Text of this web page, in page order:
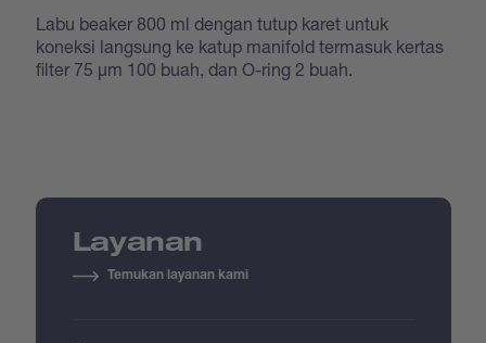
Labu beaker 800 ml dengan tutup karet untuk
koneksi langsung ke katup manifold termasuk kertas
filter 75 μm 100 buah, dan O-ring 2 buah.
Layanan
Temukan layanan kami